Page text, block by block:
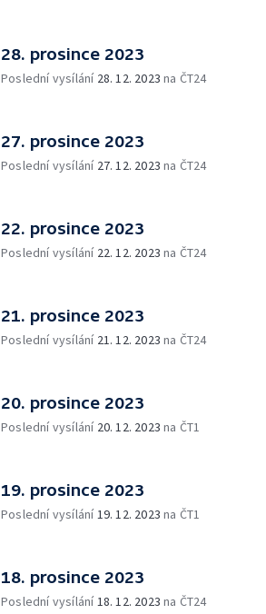
28. prosince 2023
Poslední vysílání 28. 12. 2023 na ČT24
27. prosince 2023
Poslední vysílání 27. 12. 2023 na ČT24
22. prosince 2023
Poslední vysílání 22. 12. 2023 na ČT24
21. prosince 2023
Poslední vysílání 21. 12. 2023 na ČT24
20. prosince 2023
Poslední vysílání 20. 12. 2023 na ČT1
19. prosince 2023
Poslední vysílání19. 12. 2023 na ČT1
18. prosince 2023
Poslední vysílání18. 12. 2023 na ČT24